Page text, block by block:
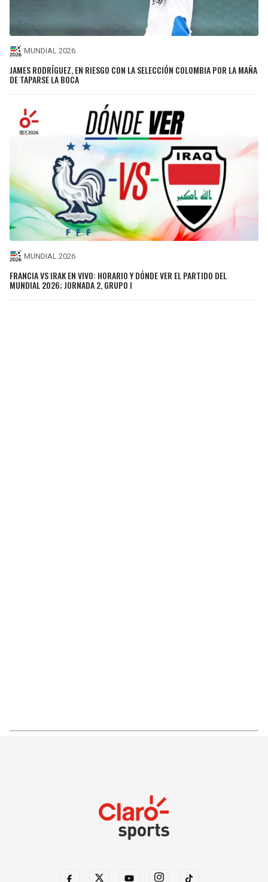
MUNDIAL 2026
JAMES RODRÍGUEZ, EN RIESGO CON LA SELECCIÓN COLOMBIA POR LA MAÑA
DE TAPARSE LA BOCA
MUNDIAL 2026
FRANCIA VS IRAK EN VIVO: HORARIO Y DÓNDE VER EL PARTIDO DEL
MUNDIAL 2026; JORNADA 2, GRUPO I